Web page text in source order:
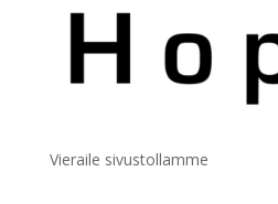
Vieraile sivustollamme